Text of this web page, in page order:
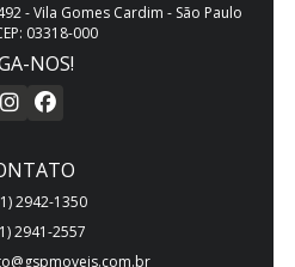
- Vila Gomes Cardim - São Paulo
03318-000
NOS!
2942-1350
2941-2557